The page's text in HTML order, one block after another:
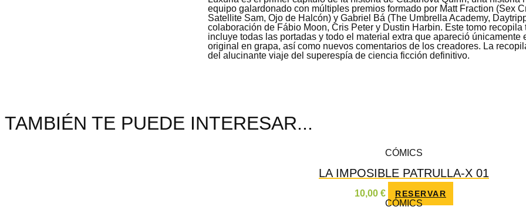
equipo galardonado con múltiples premios formado por Matt Fraction (Sex
Satellite Sam, Ojo de Halcón) y Gabriel Bá (The Umbrella Academy,
colaboración de Fábio Moon, Cris Peter y Dustin Harbin. Este tomo recopila
incluye todas las portadas y todo el material extra que apareció únicamente
original en grapa, así como nuevos comentarios de los creadores. La
del alucinante viaje del superespía de ciencia ficción definitivo.
TAMBIÉN TE PUEDE INTERESAR...
CÓMICS
LA IMPOSIBLE PATRULLA-X 01
10,00 € RESERVAR
CÓMICS